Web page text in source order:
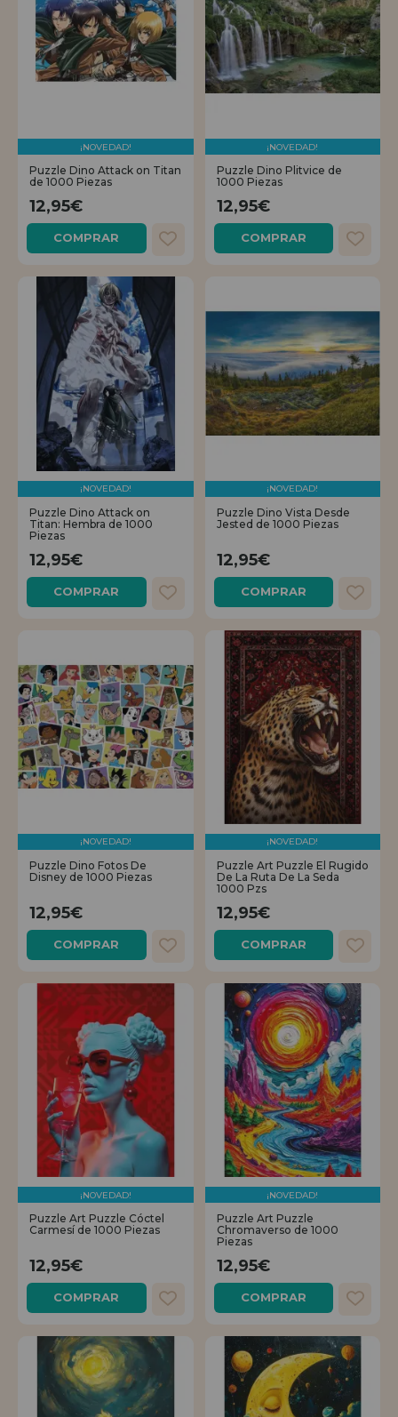
¡NOVEDAD!
Puzzle Dino Attack on Titan
de 1000 Piezas
12,95€
COMPRAR
¡NOVEDAD!
Puzzle Dino Plitvice de
1000 Piezas
12,95€
COMPRAR
¡NOVEDAD!
Puzzle Dino Attack on
Titan: Hembra de 1000
Piezas
12,95€
COMPRAR
¡NOVEDAD!
Puzzle Dino Vista Desde
Jested de 1000 Piezas
12,95€
COMPRAR
¡NOVEDAD!
Puzzle Dino Fotos De
Disney de 1000 Piezas
12,95€
COMPRAR
¡NOVEDAD!
Puzzle Art Puzzle El Rugido
De La Ruta De La Seda
1000 Pzs
12,95€
COMPRAR
¡NOVEDAD!
Puzzle Art Puzzle Cóctel
Carmesí de 1000 Piezas
12,95€
COMPRAR
¡NOVEDAD!
Puzzle Art Puzzle
Chromaverso de 1000
Piezas
12,95€
COMPRAR